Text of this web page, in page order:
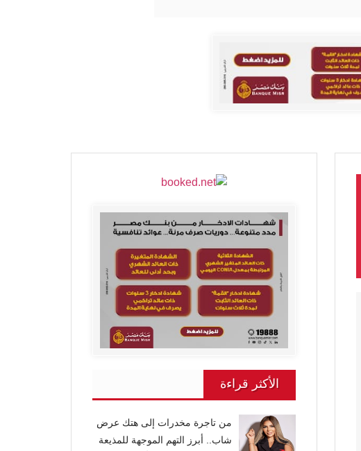
الأكثر قراءة
من تاجرة مخدرات إلى هتك عرض
شاب.. أبرز التهم الموجهة للمذيعة